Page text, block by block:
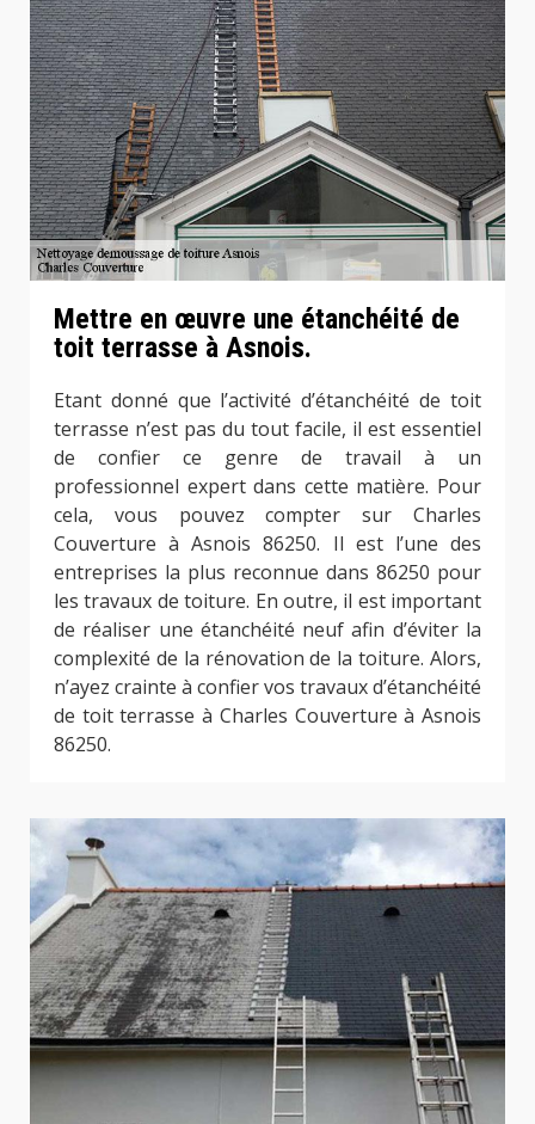
Mettre en œuvre une étanchéité de
toit terrasse à Asnois.
Etant donné que l’activité d’étanchéité de toit
terrasse n’est pas du tout facile, il est essentiel
de confier ce genre de travail à un
professionnel expert dans cette matière. Pour
cela, vous pouvez compter sur Charles
Couverture à Asnois 86250. Il est l’une des
entreprises la plus reconnue dans 86250 pour
les travaux de toiture. En outre, il est important
de réaliser une étanchéité neuf afin d’éviter la
complexité de la rénovation de la toiture. Alors,
n’ayez crainte à confier vos travaux d’étanchéité
de toit terrasse à Charles Couverture à Asnois
86250.